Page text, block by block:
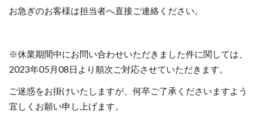
お急ぎのお客様は担当者へ直接ご連絡ください。
※休業期間中にお問い合わせいただきました件に関しては、
2023年05月08日より順次ご対応させていただきます。
ご迷惑をお掛けいたしますが、何卒ご了承くださいますよう
宜しくお願い申し上げます。